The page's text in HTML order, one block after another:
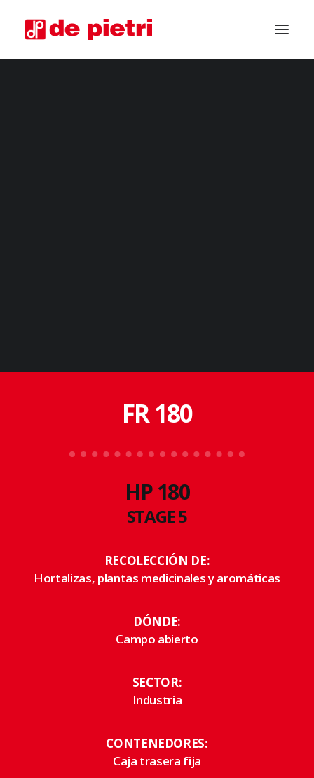
FR 180
HP 180
STAGE 5
RECOLECCIÓN DE:
Hortalizas, plantas medicinales y aromáticas
DÓNDE:
Campo abierto
SECTOR:
Industria
CONTENEDORES:
Caja trasera fija